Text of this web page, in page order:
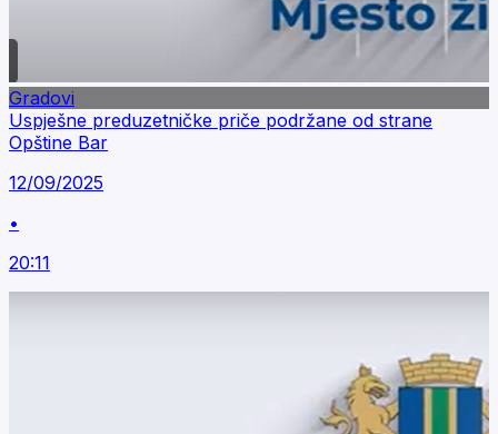
Gradovi
Uspješne preduzetničke priče podržane od strane
Opštine Bar
12/09/2025
•
20:11